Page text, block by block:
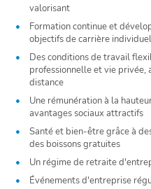
valorisant
Formation continue et
objectifs de carrière
Des conditions de travail
professionnelle et vie
distance
Une rémunération à la
avantages sociaux attractifs
Santé et bien-être grâce à
des boissons gratuites
Un régime de retraite
Événements d'entreprise